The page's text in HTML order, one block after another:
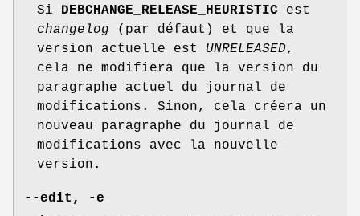
Si DEBCHANGE_RELEASE_HEURISTIC est
changelog (par défaut) et que la
version actuelle est UNRELEASED,
cela ne modifiera que la version du
paragraphe actuel du journal de
modifications. Sinon, cela créera un
nouveau paragraphe du journal de
modifications avec la nouvelle
version.
--edit ,
-e